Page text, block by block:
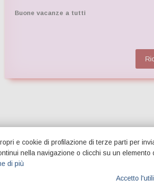
Buone vacanze a tutti
e cookie di profilazione di terze parti per
nella navigazione o clicchi su un elemento
di più
Accetto